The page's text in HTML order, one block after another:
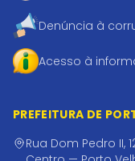
Denúncia à
Acesso à
PREFEITURA DE
Rua Dom Pedro II,